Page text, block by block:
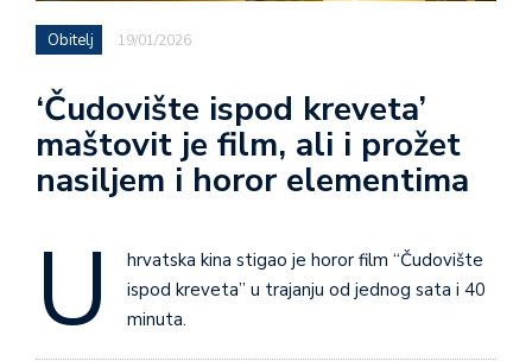
Obitelj 19/01/2026
‘Čudovište ispod kreveta’
maštovit je film, ali i prožet
nasiljem i horor elementima
U
hrvatska kina stigao je horor film “Čudovište
ispod kreveta” u trajanju od jednog sata i 40
minuta.